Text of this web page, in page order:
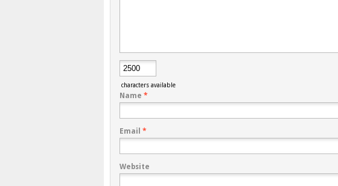
characters available
Name *
Email *
Website